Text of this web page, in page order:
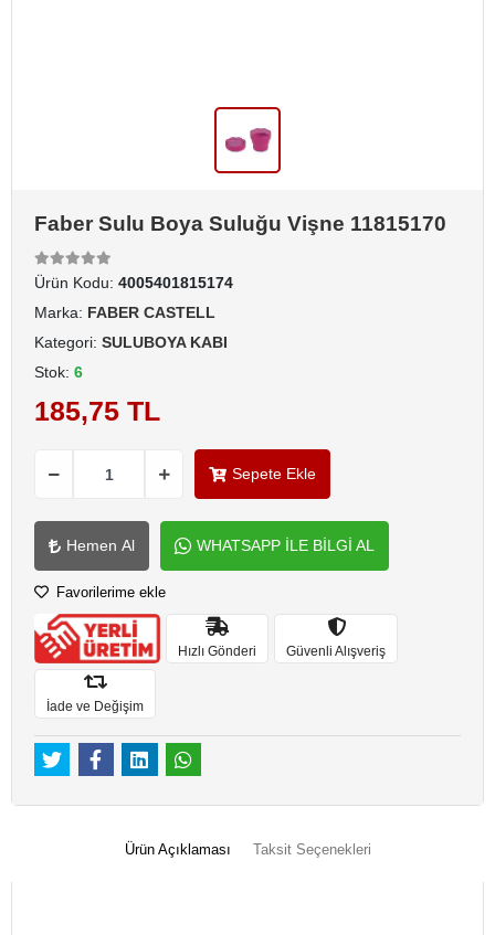
Faber Sulu Boya Suluğu Vişne 11815170
Ürün Kodu: 4005401815174
Marka: FABER CASTELL
Kategori: SULUBOYA KABI
Stok: 6
185,75 TL
Sepete Ekle
Hemen Al WHATSAPP İLE BİLGİ AL
Favorilerime ekle
Hızlı Gönderi Güvenli Alışveriş
İade ve Değişim
Ürün Açıklaması Taksit Seçenekleri